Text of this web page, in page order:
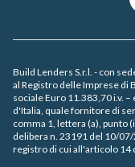
Build Lenders S.r.l. - con
al Registro delle Imprese di
sociale Euro 11.383,70 i.v.
d'Italia, quale fornitore di
comma 1, lettera (a), punto
delibera n. 23191 del 10/
registro di cui all'articolo 14